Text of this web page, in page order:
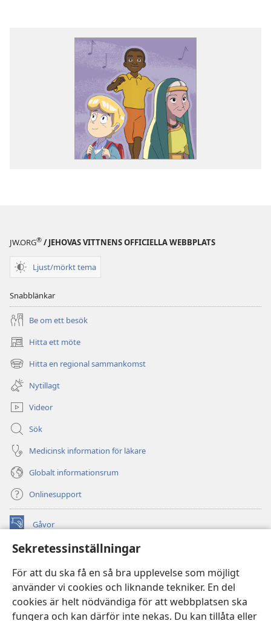
Sekretessinställningar
För att du ska få en så bra upplevelse som möjligt
använder vi cookies och liknande tekniker. En del
cookies är helt nödvändiga för att webbplatsen ska
fungera och kan därför inte nekas. Du kan tillåta eller
JW.ORG® / JEHOVAS VITTNENS OFFICIELLA WEBBPLATS
Ljust/mörkt tema
Snabblänkar
Be om ett besök
Hitta ett möte
(öppnar
nytt
fönster)
Hitta en regional sammankomst
(öppnar
nytt
fönster)
Nytillagt
Videor
Sök
Medicinsk information för läkare
Globalt informationsrum
Onlinesupport
Gåvor
(öppnar
fönster) Watchtower ONLINE LIBRARY™
nytt
fönster)JW Hub ®
(öppnar
nytt
fönster)JW Library